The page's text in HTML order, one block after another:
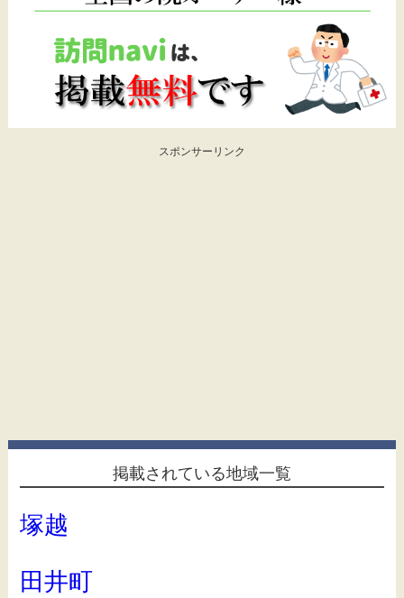
スポンサーリンク
掲載されている地域一覧
塚越
田井町